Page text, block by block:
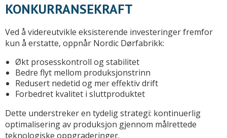
KONKURRANSEKRAFT
Ved å videreutvikle eksisterende investeringer fremfor
kun å erstatte, oppnår Nordic Dørfabrikk:
Økt prosesskontroll og stabilitet
Bedre flyt mellom produksjonstrinn
Redusert nedetid og mer effektiv drift
Forbedret kvalitet i sluttproduktet
Dette understreker en tydelig strategi: kontinuerlig
optimalisering av produksjon gjennom målrettede
teknologiske oppgraderinger.